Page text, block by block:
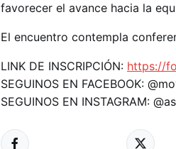
favorecer el avance hacia la
El encuentro contempla
LINK DE INSCRIPCIÓN: https://
SEGUINOS EN FACEBOOK:
SEGUINOS EN INSTAGRAM: